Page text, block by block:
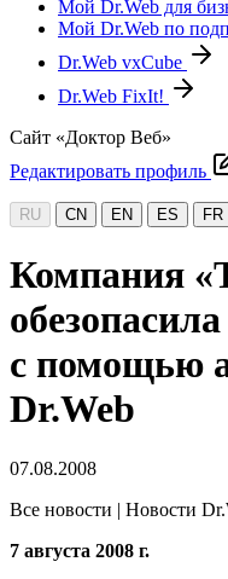
Мой Dr.Web для
Мой Dr.Web по
Dr.Web vxCube
Dr.Web FixIt!
Сайт «Доктор Веб»
Редактировать профиль
RU CN EN ES FR
Компания
с помощью
Dr.Web
07.08.2008
Все новости | Новости
7 августа 2008 г.